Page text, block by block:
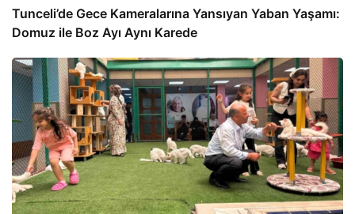
Tunceli’de Gece Kameralarına Yansıyan Yaban Yaşamı:
Domuz ile Boz Ayı Aynı Karede